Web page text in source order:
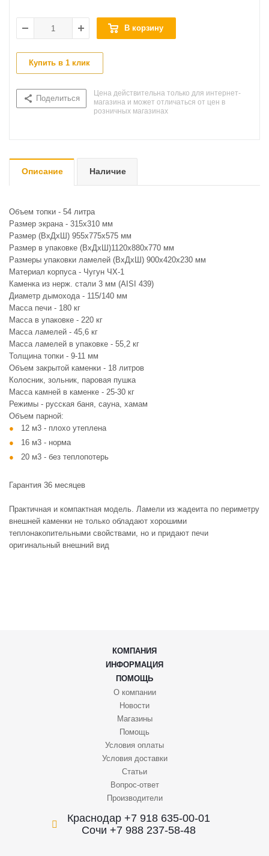
В корзину
Купить в 1 клик
Поделиться
Цена действительна только для интернет-
магазина и может отличаться от цен в
розничных магазинах
Описание Наличие
Объем топки - 54 литра
Размер экрана - 315х310 мм
Размер (ВхДхШ) 955х775х575 мм
Размер в упаковке (ВхДхШ)1120х880х770 мм
Размеры упаковки ламелей (ВхДхШ) 900х420х230 мм
Материал корпуса - Чугун ЧХ-1
Каменка из нерж. стали 3 мм (AISI 439)
Диаметр дымохода - 115/140 мм
Масса печи - 180 кг
Масса в упаковке - 220 кг
Масса ламелей - 45,6 кг
Масса ламелей в упаковке - 55,2 кг
Толщина топки - 9-11 мм
Объем закрытой каменки - 18 литров
Колосник, зольник, паровая пушка
Масса камней в каменке - 25-30 кг
Режимы - русская баня, сауна, хамам
Объем парной:
12 м3 - плохо утеплена
16 м3 - норма
20 м3 - без теплопотерь
Гарантия 36 месяцев
Практичная и компактная модель. Ламели из жадеита по периметру
внешней каменки не только обладают хорошими
теплонакопительными свойствами, но и придают печи
оригинальный внешний вид
КОМПАНИЯ
ИНФОРМАЦИЯ
ПОМОЩЬ
О компании
Новости
Магазины
Помощь
Условия оплаты
Условия доставки
Статьи
Вопрос-ответ
Производители
Краснодар +7 918 635-00-01
Сочи +7 988 237-58-48